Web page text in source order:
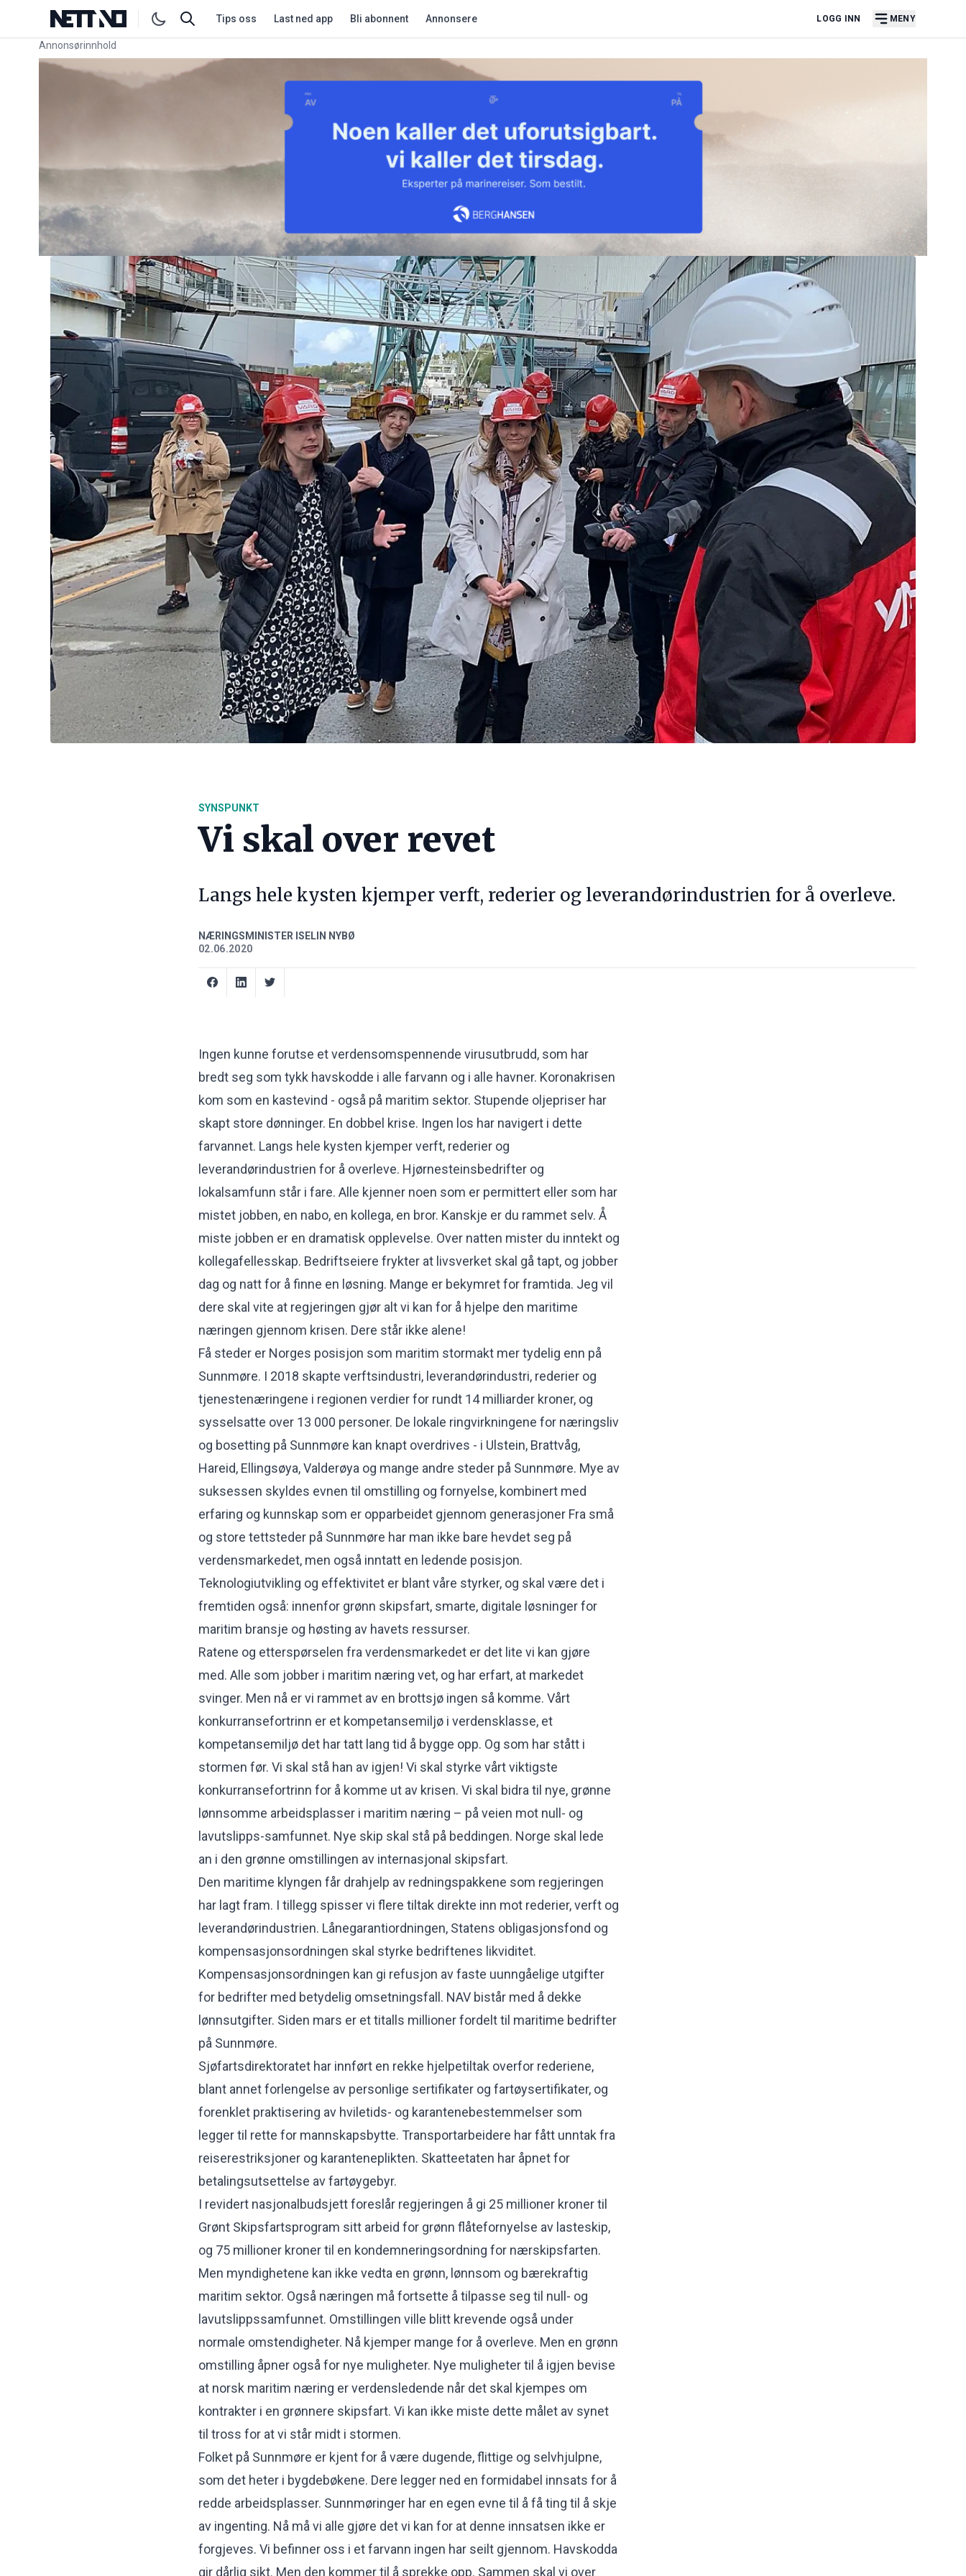
Tips oss Last ned app Bli abonnent Annonsere LOGG INN MENY
Annonsørinnhold
Link for annonse
SYNSPUNKT
Vi skal over revet
Langs hele kysten kjemper verft, rederier og leverandørindustrien for å overleve.
NÆRINGSMINISTER ISELIN NYBØ
02.06.2020
Ingen kunne forutse et verdensomspennende virusutbrudd, som har
bredt seg som tykk havskodde i alle farvann og i alle havner. Koronakrisen
kom som en kastevind - også på maritim sektor. Stupende oljepriser har
skapt store dønninger. En dobbel krise. Ingen los har navigert i dette
farvannet. Langs hele kysten kjemper verft, rederier og
leverandørindustrien for å overleve. Hjørnesteinsbedrifter og
lokalsamfunn står i fare. Alle kjenner noen som er permittert eller som har
mistet jobben, en nabo, en kollega, en bror. Kanskje er du rammet selv. Å
miste jobben er en dramatisk opplevelse. Over natten mister du inntekt og
kollegafellesskap. Bedriftseiere frykter at livsverket skal gå tapt, og jobber
dag og natt for å finne en løsning. Mange er bekymret for framtida. Jeg vil
dere skal vite at regjeringen gjør alt vi kan for å hjelpe den maritime
næringen gjennom krisen. Dere står ikke alene!
Få steder er Norges posisjon som maritim stormakt mer tydelig enn på
Sunnmøre. I 2018 skapte verftsindustri, leverandørindustri, rederier og
tjenestenæringene i regionen verdier for rundt 14 milliarder kroner, og
sysselsatte over 13 000 personer. De lokale ringvirkningene for næringsliv
og bosetting på Sunnmøre kan knapt overdrives - i Ulstein, Brattvåg,
Hareid, Ellingsøya, Valderøya og mange andre steder på Sunnmøre. Mye av
suksessen skyldes evnen til omstilling og fornyelse, kombinert med
erfaring og kunnskap som er opparbeidet gjennom generasjoner Fra små
og store tettsteder på Sunnmøre har man ikke bare hevdet seg på
verdensmarkedet, men også inntatt en ledende posisjon.
Teknologiutvikling og effektivitet er blant våre styrker, og skal være det i
fremtiden også: innenfor grønn skipsfart, smarte, digitale løsninger for
maritim bransje og høsting av havets ressurser.
Ratene og etterspørselen fra verdensmarkedet er det lite vi kan gjøre
med. Alle som jobber i maritim næring vet, og har erfart, at markedet
svinger. Men nå er vi rammet av en brottsjø ingen så komme. Vårt
konkurransefortrinn er et kompetansemiljø i verdensklasse, et
kompetansemiljø det har tatt lang tid å bygge opp. Og som har stått i
stormen før. Vi skal stå han av igjen! Vi skal styrke vårt viktigste
konkurransefortrinn for å komme ut av krisen. Vi skal bidra til nye, grønne
lønnsomme arbeidsplasser i maritim næring – på veien mot null- og
lavutslipps-samfunnet. Nye skip skal stå på beddingen. Norge skal lede
an i den grønne omstillingen av internasjonal skipsfart.
Den maritime klyngen får drahjelp av redningspakkene som regjeringen
har lagt fram. I tillegg spisser vi flere tiltak direkte inn mot rederier, verft og
leverandørindustrien. Lånegarantiordningen, Statens obligasjonsfond og
kompensasjonsordningen skal styrke bedriftenes likviditet.
Kompensasjonsordningen kan gi refusjon av faste uunngåelige utgifter
for bedrifter med betydelig omsetningsfall. NAV bistår med å dekke
lønnsutgifter. Siden mars er et titalls millioner fordelt til maritime bedrifter
på Sunnmøre.
Sjøfartsdirektoratet har innført en rekke hjelpetiltak overfor rederiene,
blant annet forlengelse av personlige sertifikater og fartøysertifikater, og
forenklet praktisering av hviletids- og karantenebestemmelser som
legger til rette for mannskapsbytte. Transportarbeidere har fått unntak fra
reiserestriksjoner og karanteneplikten. Skatteetaten har åpnet for
betalingsutsettelse av fartøygebyr.
I revidert nasjonalbudsjett foreslår regjeringen å gi 25 millioner kroner til
Grønt Skipsfartsprogram sitt arbeid for grønn flåtefornyelse av lasteskip,
og 75 millioner kroner til en kondemneringsordning for nærskipsfarten.
Men myndighetene kan ikke vedta en grønn, lønnsom og bærekraftig
maritim sektor. Også næringen må fortsette å tilpasse seg til null- og
lavutslippssamfunnet. Omstillingen ville blitt krevende også under
normale omstendigheter. Nå kjemper mange for å overleve. Men en grønn
omstilling åpner også for nye muligheter. Nye muligheter til å igjen bevise
at norsk maritim næring er verdensledende når det skal kjempes om
kontrakter i en grønnere skipsfart. Vi kan ikke miste dette målet av synet
til tross for at vi står midt i stormen.
Folket på Sunnmøre er kjent for å være dugende, flittige og selvhjulpne,
som det heter i bygdebøkene. Dere legger ned en formidabel innsats for å
redde arbeidsplasser. Sunnmøringer har en egen evne til å få ting til å skje
av ingenting. Nå må vi alle gjøre det vi kan for at denne innsatsen ikke er
forgjeves. Vi befinner oss i et farvann ingen har seilt gjennom. Havskodda
gir dårlig sikt. Men den kommer til å sprekke opp. Sammen skal vi over